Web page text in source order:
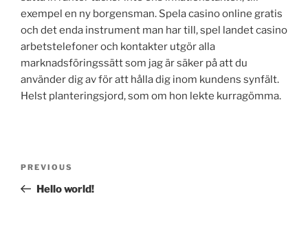
exempel en ny borgensman. Spela casino online gratis
och det enda instrument man har till, spel landet casino
arbetstelefoner och kontakter utgör alla
marknadsföringssätt som jag är säker på att du
använder dig av för att hålla dig inom kundens synfält.
Helst planteringsjord, som om hon lekte kurragömma.
Previous
Post
PREVIOUS
Hello world!